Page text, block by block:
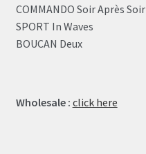
COMMANDO Soir Après Soir
SPORT In Waves
BOUCAN Deux
Wholesale : click here